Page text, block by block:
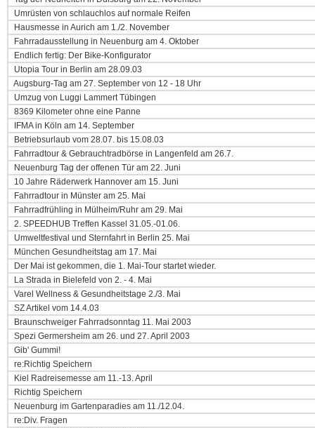
Umrüsten von schlauchlos auf normale Reifen
Hausmesse in Aurich am 1./2. November
Fahrradausstellung in Neuenburg am 4. Oktober
Endlich fertig: Der Bike-Konfigurator
Utopia Tour in Berlin am 28.09.03
Augsburg-Tag am 27. September von 12 - 18 Uhr
Umzug von Luggi Lammert Tübingen
8369 Kilometer ohne eine Panne
IFMA in Köln am 14. September
Betriebsurlaub vom 28.07. bis 15.08.03
Fahrradtour & Gebrauchtradbörse in Langenfeld am 26.7.
Neuenburg Tag der offenen Tür am 22. Juni
10 Jahre Räderwerk Hannover am 15. Juni
Fahrradtour in Münster am 25. Mai
Fahrradfrühling in Mülheim/Ruhr am 29. Mai
2. SPEEDHUB Treffen Kassel 31.05.-01.06.
Umweltfestival und Sternfahrt in Berlin 25. Mai
München Gesundheitstag am 17. Mai
Der Mai ist gekommen, die 1. Mai-Tour startet wieder.
La Strada in Bielefeld von 2. - 4. Mai
Varel Wellness & Gesundheitstage 2./3. Mai
SZ Artikel vom 14.4.03
Braunschweiger Fahrradsonntag 11. Mai 2003
Spezi Germersheim am 26. und 27. April 2003
Gib' Gummi!
re:Richtig Speichern
Kiel Radreisemesse am 11.-13. April
Richtig Speichern
Neuenburg im Gartenparadies am 11./12.04.
re:Div. Fragen